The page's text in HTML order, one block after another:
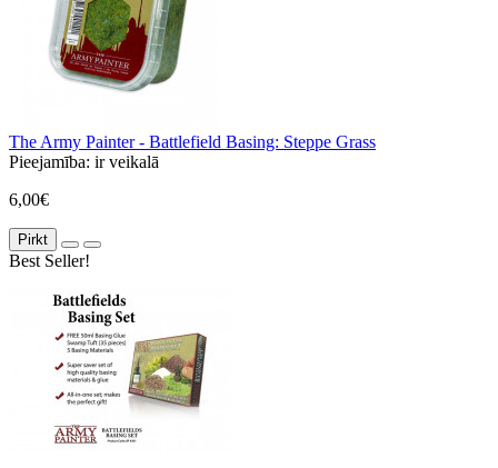
The Army Painter - Battlefield Basing: Steppe Grass
Pieejamība: ir veikalā
6,00€
Pirkt
Best Seller!